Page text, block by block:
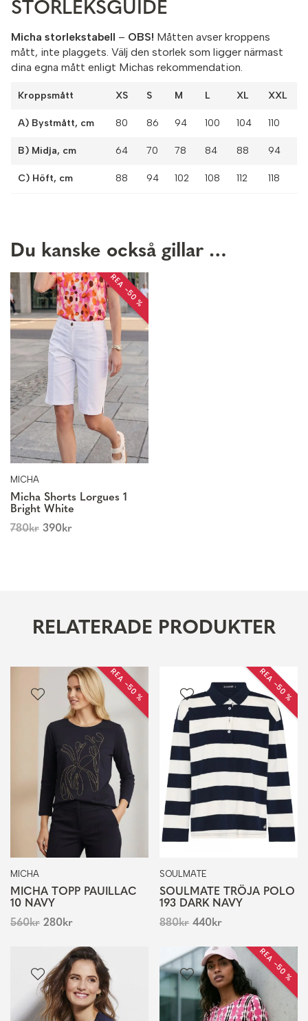
STORLEKSGUIDE
Micha storlekstabell – OBS! Måtten avser kroppens
mått, inte plaggets. Välj den storlek som ligger närmast
dina egna mått enligt Michas rekommendation.
Kroppsmått XS S M L XL XXL
A) Bystmått, cm 80 86 94 100 104 110
B) Midja, cm 64 70 78 84 88 94
C) Höft, cm 88 94 102 108 112 118
Du kanske också gillar …
REA −50 %
MICHA
Micha Shorts Lorgues 1
Bright White
780kr 390kr
RELATERADE PRODUKTER
REA −50 %
MICHA
MICHA TOPP PAUILLAC
10 NAVY
560kr 280kr
REA −50 %
SOULMATE
SOULMATE TRÖJA POLO
193 DARK NAVY
880kr 440kr
REA −50 %